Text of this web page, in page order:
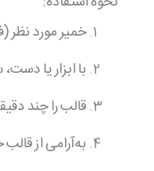
خمیر مورد نظر
با ابزار یا
قالب را چند
به‌آرامی از